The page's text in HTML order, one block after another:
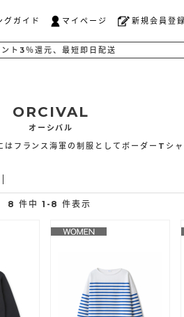
グガイド マイページ 新規会員登録
ト 3％還元、 最短即日配送
ORCIVAL
オーシバル
ランス海軍の制服としてボーダーTシャ
8 件中 1-8 件表示